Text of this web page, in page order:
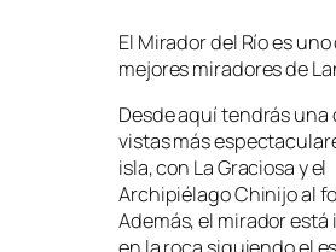
El Mirador del Río es uno
mejores miradores de
Desde aquí tendrás una
vistas más
isla, con La Graciosa y el
Archipiélago Chinijo al
Además, el mirador